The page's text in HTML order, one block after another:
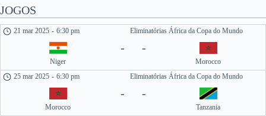
JOGOS
Eliminatórias África da Copa do Mundo
21 mar 2025 - 6:30 pm
Niger
- -
Morocco
Eliminatórias África da Copa do Mundo
25 mar 2025 - 6:30 pm
Morocco
- -
Tanzania